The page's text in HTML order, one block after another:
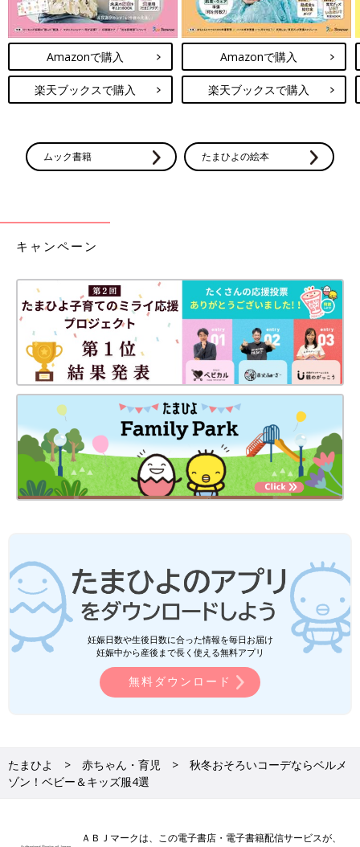
Amazonで購入
楽天ブックスで購入
Amazonで購入
楽天ブックスで購入
ムック書籍 たまひよの絵本
キャンペーン
妊娠日数や生後日数に合った情報を毎日お届け
妊娠中から産後まで長く使える無料アプリ
無料ダウンロード
たまひよ 赤ちゃん・育児
秋冬おそろいコーデならベルメ
ゾン！ベビー＆キッズ服4選
ＡＢＪマークは、この電子書店・電子書籍配信サービスが、